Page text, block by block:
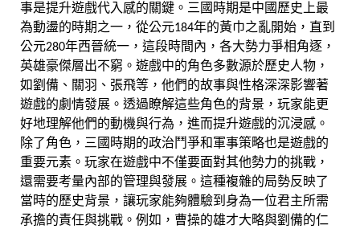
事是提升遊戲代入感的關鍵。三國時期是中國歷史上最
為動盪的時期之一，從公元184年的黃巾之亂開始，直到
公元280年西晉統一，這段時間內，各大勢力爭相角逐，
英雄豪傑層出不窮。遊戲中的角色多數源於歷史人物，
如劉備、關羽、張飛等，他們的故事與性格深深影響著
遊戲的劇情發展。透過瞭解這些角色的背景，玩家能更
好地理解他們的動機與行為，進而提升遊戲的沉浸感。
除了角色，三國時期的政治鬥爭和軍事策略也是遊戲的
重要元素。玩家在遊戲中不僅要面對其他勢力的挑戰，
還需要考量內部的管理與發展。這種複雜的局勢反映了
當時的歷史背景，讓玩家能夠體驗到身為一位君主所需
承擔的責任與挑戰。例如，曹操的雄才大略與劉備的仁